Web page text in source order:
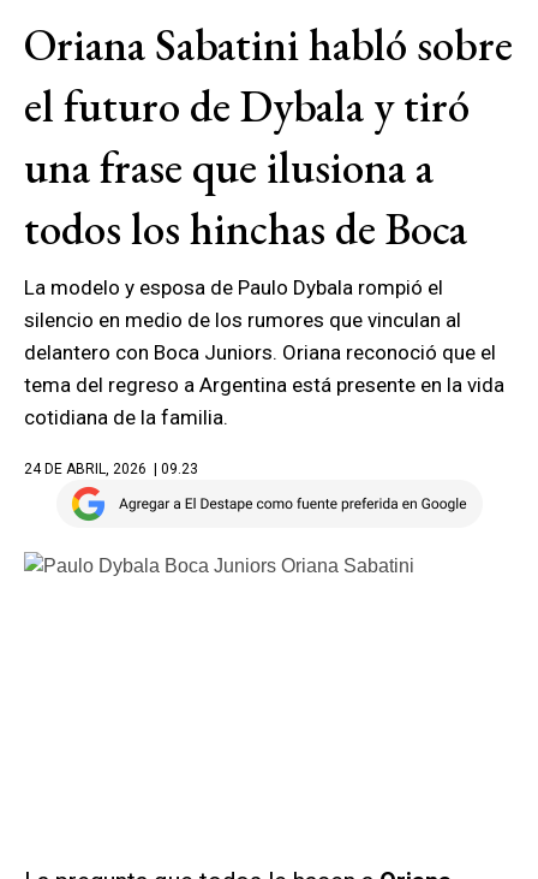
Oriana Sabatini habló sobre
el futuro de Dybala y tiró
una frase que ilusiona a
todos los hinchas de Boca
La modelo y esposa de Paulo Dybala rompió el
silencio en medio de los rumores que vinculan al
delantero con Boca Juniors. Oriana reconoció que el
tema del regreso a Argentina está presente en la vida
cotidiana de la familia.
24 DE ABRIL, 2026 | 09.23